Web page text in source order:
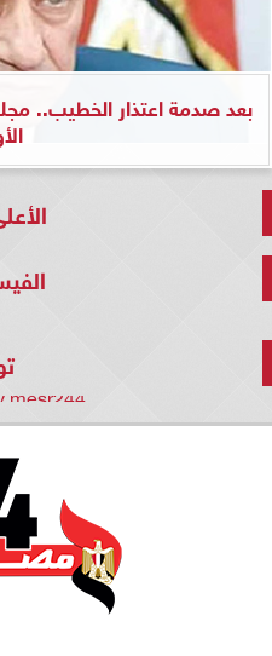
بعد صدمة اعتذار الخطيب..
mesr244